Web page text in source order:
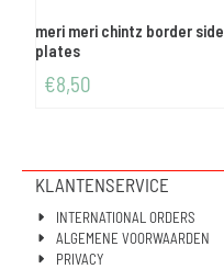
meri meri chintz border side
plates
€8,50
KLANTENSERVICE
INTERNATIONAL ORDERS
ALGEMENE VOORWAARDEN
PRIVACY